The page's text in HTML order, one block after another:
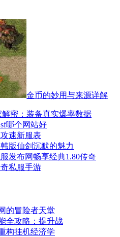
金币的妙用与来源详解
解密：装备真实爆率数据
哪个网站好
速新服表
版仙剑沉默的魅力
发布网畅享经典1.80传奇
私服手游
的冒险者天堂
全攻略：提升战
构挂机经济学